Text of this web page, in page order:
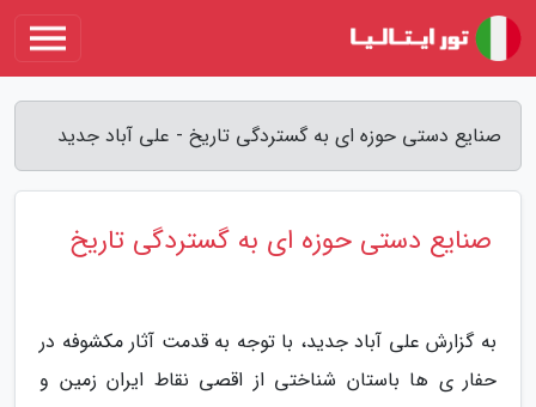
صنایع دستی حوزه ای به گستردگی تاریخ - علی آباد جدید
صنایع دستی حوزه ای به گستردگی تاریخ
به گزارش علی آباد جدید، با توجه به قدمت آثار مکشوفه در
حفار ی ها باستان شناختی از اقصی نقاط ایران زمین و